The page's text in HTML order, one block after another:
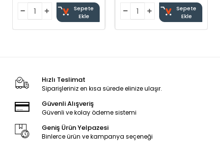
Sepete
Ekle
Sepete
Ekle
Hızlı Teslimat
Siparişleriniz en kısa sürede elinize ulaşır.
Güvenli Alışveriş
Güvenli ve kolay ödeme sistemi
Geniş Ürün Yelpazesi
Binlerce ürün ve kampanya seçeneği